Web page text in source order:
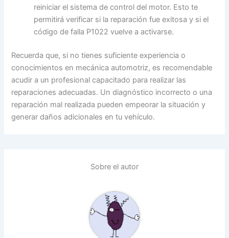
reiniciar el sistema de control del motor. Esto te
permitirá verificar si la reparación fue exitosa y si el
código de falla P1022 vuelve a activarse.
Recuerda que, si no tienes suficiente experiencia o
conocimientos en mecánica automotriz, es recomendable
acudir a un profesional capacitado para realizar las
reparaciones adecuadas. Un diagnóstico incorrecto o una
reparación mal realizada pueden empeorar la situación y
generar daños adicionales en tu vehículo.
Sobre el autor